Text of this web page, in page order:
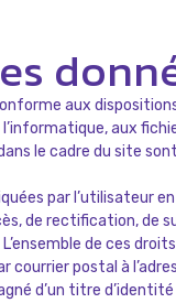
aux
aux
le cadre du site
par l’utilisateur
de rectification,
de ces
courrier postal à
d’un titre